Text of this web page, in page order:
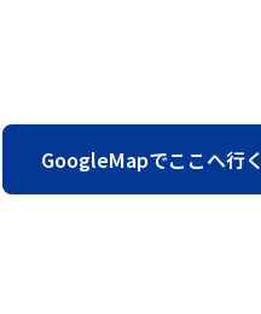
GoogleMapでここへ行く